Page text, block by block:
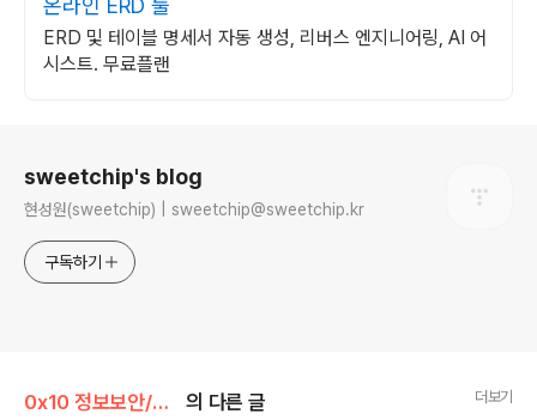
온라인 ERD 툴
ERD 및 테이블 명세서 자동 생성, 리버스 엔지니어링, AI 어
시스트. 무료플랜
sweetchip's blog
현성원(sweetchip) | sweetchip@sweetchip.kr
구독하기
0x10 정보보안/0x16 Web 의 다른 글 더보기